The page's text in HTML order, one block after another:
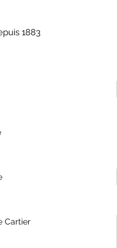
1883
Cartier